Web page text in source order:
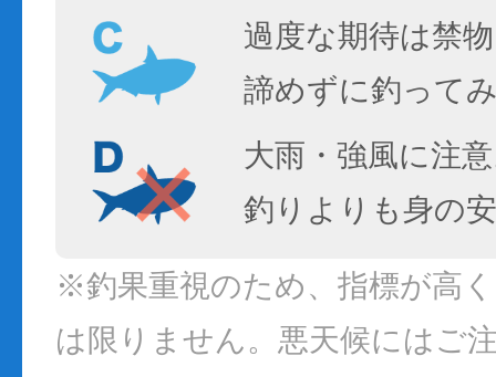
過度な期待は禁
諦めずに釣って
大雨・強風に注
釣りよりも身の
※釣果重視のため、指標が高
は限りません。悪天候にはご